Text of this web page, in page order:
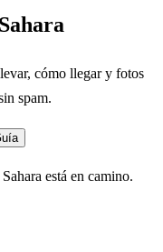
cómo llegar y fotos
spam.
está en camino.